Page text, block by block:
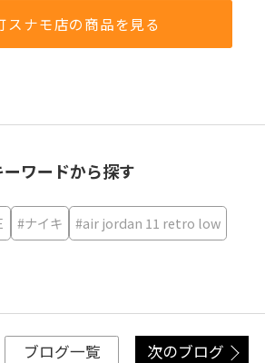
スナモ店の商品を見る
ーワードから探す
#ナイキ
#air jordan 11 retro low
ブログ一覧 次のブログ